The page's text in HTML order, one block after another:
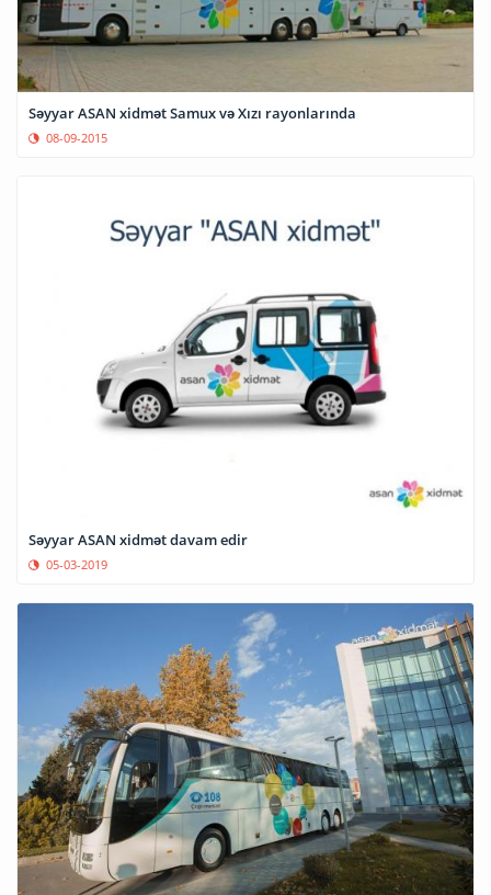
Səyyar ASAN xidmət Samux və Xızı rayonlarında
08-09-2015
Səyyar ASAN xidmət davam edir
05-03-2019